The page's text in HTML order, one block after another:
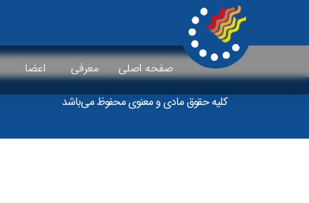
صفحه اصلی معرفی اعضا
Videos
کلیه حقوق مادی و معنوی محفوظ می‌باشد